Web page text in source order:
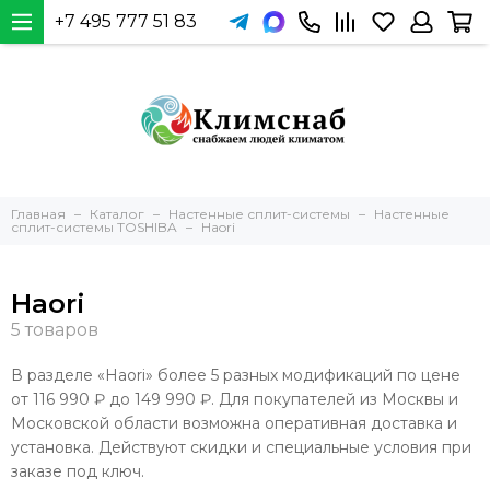
+7 495 777 51 83
Главная Каталог Настенные сплит-системы
Настенные
сплит-системы TOSHIBA
Haori
Haori
В разделе «Haori» более 5 разных модификаций по цене
от 116 990 ₽ до 149 990 ₽. Для покупателей из Москвы и
Московской области возможна оперативная доставка и
установка. Действуют скидки и специальные условия при
заказе под ключ.